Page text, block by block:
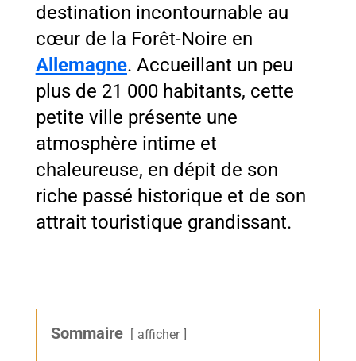
destination incontournable au
cœur de la Forêt-Noire en
Allemagne. Accueillant un peu
plus de 21 000 habitants, cette
petite ville présente une
atmosphère intime et
chaleureuse, en dépit de son
riche passé historique et de son
attrait touristique grandissant.
Sommaire afficher